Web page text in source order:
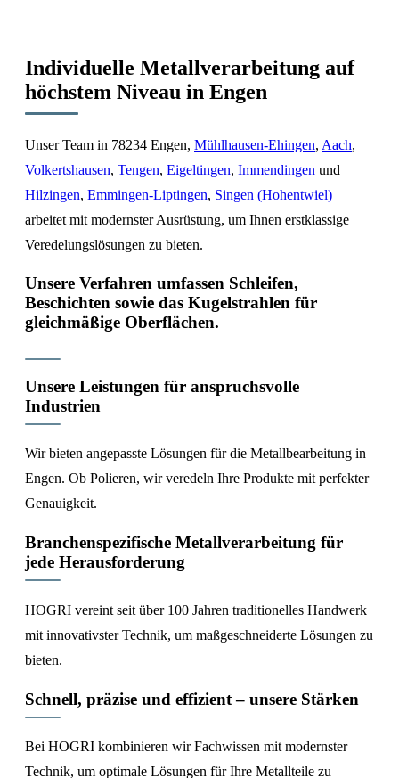
Individuelle Metallverarbeitung auf
höchstem Niveau in Engen
Unser Team in 78234 Engen, Mühlhausen-Ehingen, Aach,
Volkertshausen, Tengen, Eigeltingen, Immendingen und
Hilzingen, Emmingen-Liptingen, Singen (Hohentwiel)
arbeitet mit modernster Ausrüstung, um Ihnen erstklassige
Veredelungslösungen zu bieten.
Unsere Verfahren umfassen Schleifen,
Beschichten sowie das Kugelstrahlen für
gleichmäßige Oberflächen.
Unsere Leistungen für anspruchsvolle
Industrien
Wir bieten angepasste Lösungen für die Metallbearbeitung in
Engen. Ob Polieren, wir veredeln Ihre Produkte mit perfekter
Genauigkeit.
Branchenspezifische Metallverarbeitung für
jede Herausforderung
HOGRI vereint seit über 100 Jahren traditionelles Handwerk
mit innovativster Technik, um maßgeschneiderte Lösungen zu
bieten.
Schnell, präzise und effizient – unsere Stärken
Bei HOGRI kombinieren wir Fachwissen mit modernster
Technik, um optimale Lösungen für Ihre Metallteile zu